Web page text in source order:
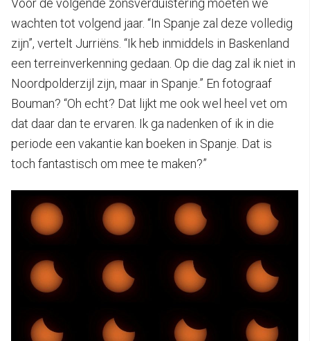
wachten tot volgend jaar. “In Spanje zal deze volledig
zijn”, vertelt Jurriëns. “Ik heb inmiddels in Baskenland
een terreinverkenning gedaan. Op die dag zal ik niet in
Noordpolderzijl zijn, maar in Spanje.” En fotograaf
Bouman? “Oh echt? Dat lijkt me ook wel heel vet om
dat daar dan te ervaren. Ik ga nadenken of ik in die
periode een vakantie kan boeken in Spanje. Dat is
toch fantastisch om mee te maken?”